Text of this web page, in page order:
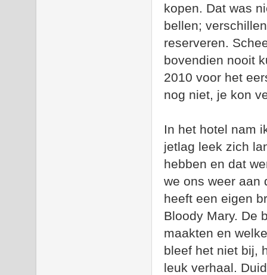
kopen. Dat was
bellen;
reserveren.
bovendien nooit
2010 voor het
nog niet, je kon
In het hotel nam
jetlag leek zich
hebben en dat
we ons weer aan
heeft een eigen
Bloody Mary. De
maakten en
bleef het niet bij,
leuk verhaal.